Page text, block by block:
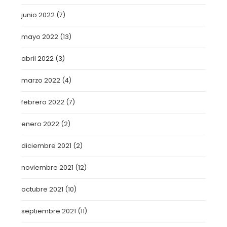
junio 2022 (7)
mayo 2022 (13)
abril 2022 (3)
marzo 2022 (4)
febrero 2022 (7)
enero 2022 (2)
diciembre 2021 (2)
noviembre 2021 (12)
octubre 2021 (10)
septiembre 2021 (11)